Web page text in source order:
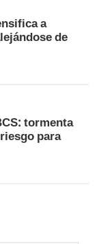
a
de
tormenta
para